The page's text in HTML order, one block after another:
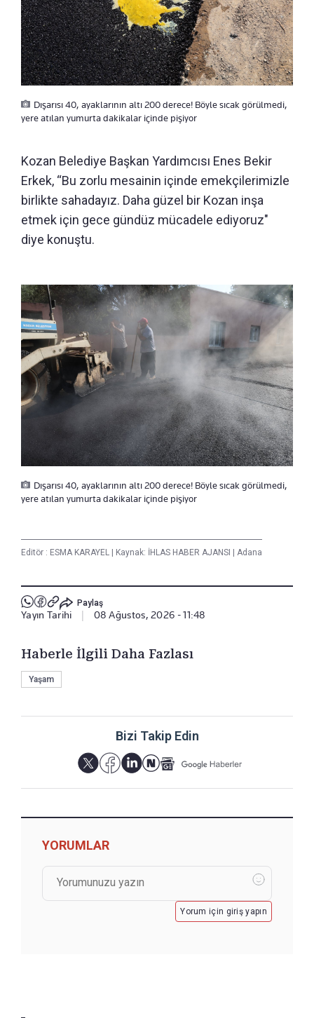
Dışarısı 40, ayaklarının altı 200 derece! Böyle sıcak görülmedi,
yere atılan yumurta dakikalar içinde pişiyor
Kozan Belediye Başkan Yardımcısı Enes Bekir
Erkek, “Bu zorlu mesainin içinde emekçilerimizle
birlikte sahadayız. Daha güzel bir Kozan inşa
etmek için gece gündüz mücadele ediyoruz"
diye konuştu.
Dışarısı 40, ayaklarının altı 200 derece! Böyle sıcak görülmedi,
yere atılan yumurta dakikalar içinde pişiyor
Editör : ESMA KARAYEL Kaynak: İHLAS HABER AJANSI Adana
Paylaş
Yayın Tarihi 08 Ağustos, 2026 - 11:48
Haberle İlgili Daha Fazlası
Yaşam
Bizi Takip Edin
YORUMLAR
Yorum için giriş yapın